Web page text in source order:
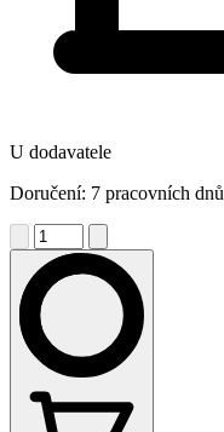
U dodavatele
Doručení: 7 pracovních dnů